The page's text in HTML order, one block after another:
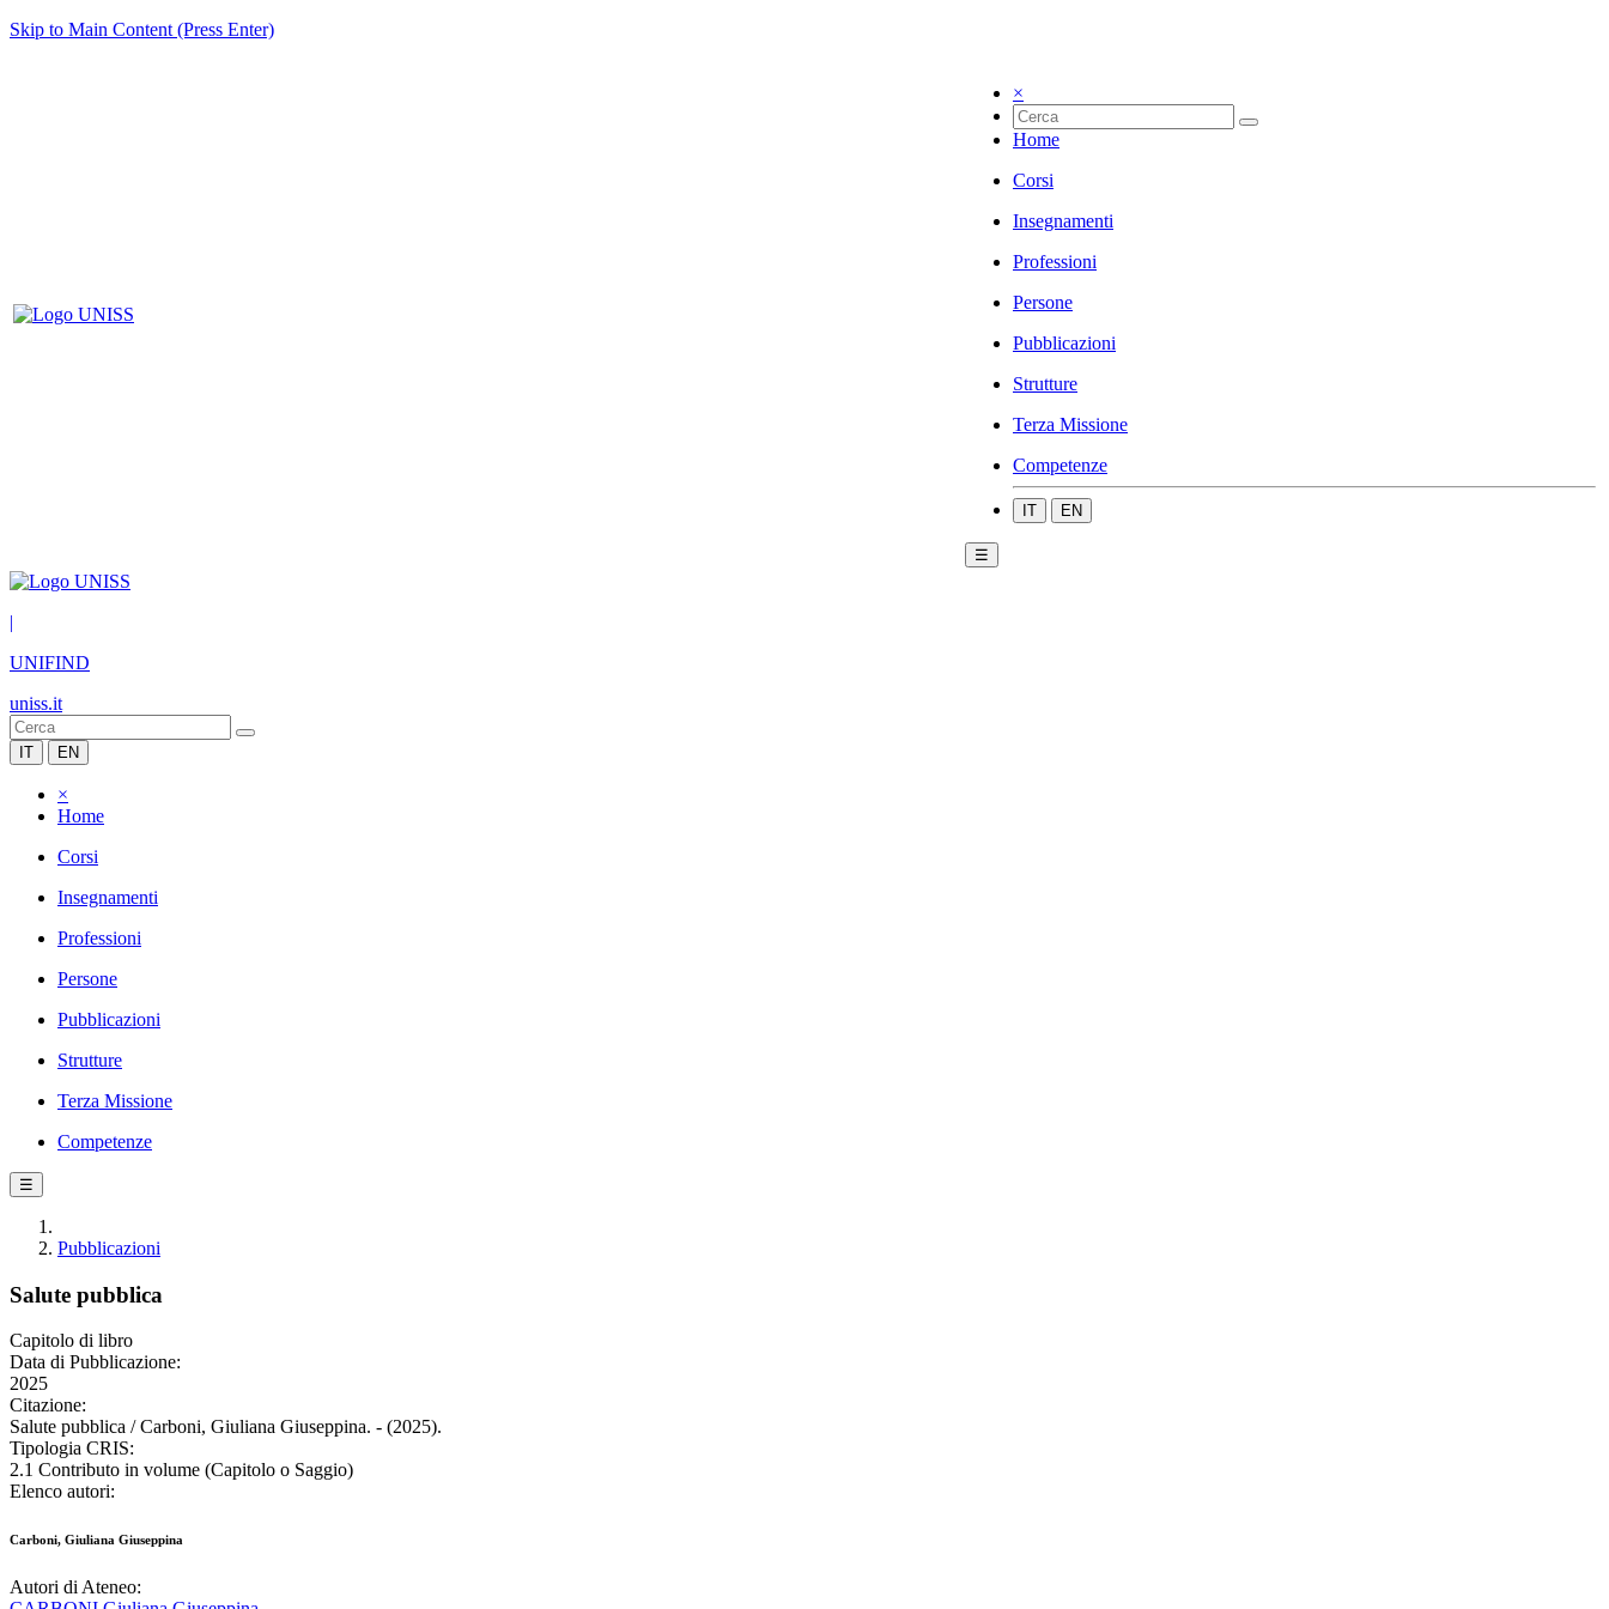
Skip to Main Content (Press Enter)
×
Home
Corsi
Insegnamenti
Professioni
Persone
Pubblicazioni
Strutture
Terza Missione
Competenze
IT EN
☰
|
UNIFIND
uniss.it
IT EN
×
Home
Corsi
Insegnamenti
Professioni
Persone
Pubblicazioni
Strutture
Terza Missione
Competenze
☰
Pubblicazioni
Salute pubblica
Capitolo di libro
Data di Pubblicazione:
2025
Citazione:
Salute pubblica / Carboni, Giuliana Giuseppina. - (2025).
Tipologia CRIS:
2.1 Contributo in volume (Capitolo o Saggio)
Elenco autori:
Carboni, Giuliana Giuseppina
Autori di Ateneo: